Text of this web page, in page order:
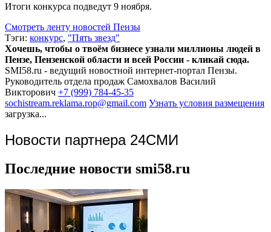
Итоги конкурса подведут 9 ноября.
Смотреть ленту новостей Пензы
Тэги: конкурс, "Пять звезд"
Хочешь, чтобы о твоём бизнесе узнали миллионы людей в
Пензе, Пензенской области и всей России - кликай сюда.
SMI58.ru - ведущий новостной интернет-портал Пензы.
Руководитель отдела продаж Самохвалов Василий
Викторович +7 (999) 784-45-35
sochistream.reklama.rop@gmail.com Узнать условия размещения
загрузка...
Новости партнера 24СМИ
Последние новости smi58.ru